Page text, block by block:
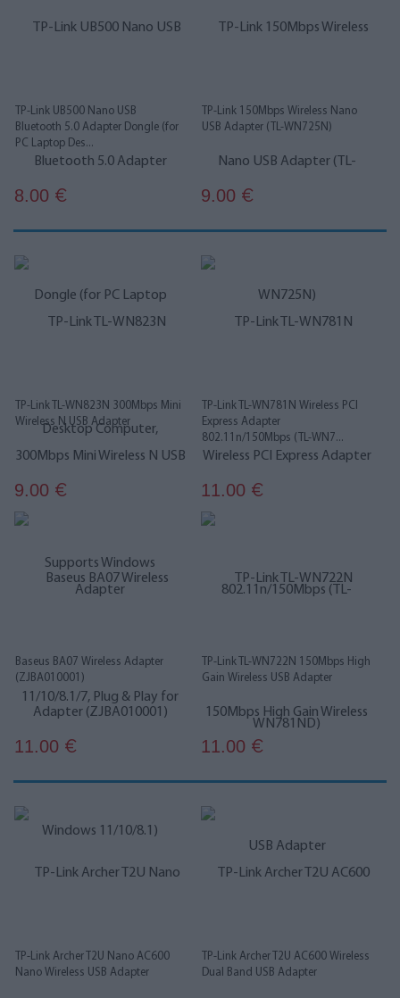
TP-Link UB500 Nano USB
Bluetooth 5.0 Adapter Dongle (for
PC Laptop Des...
8.00 €
TP-Link 150Mbps Wireless Nano
USB Adapter (TL-WN725N)
9.00 €
TP-Link TL-WN823N 300Mbps Mini
Wireless N USB Adapter
9.00 €
TP-Link TL-WN781N Wireless PCI
Express Adapter
802.11n/150Mbps (TL-WN7...
11.00 €
Baseus BA07 Wireless Adapter
(ZJBA010001)
11.00 €
TP-Link TL-WN722N 150Mbps High
Gain Wireless USB Adapter
11.00 €
TP-Link Archer T2U Nano AC600
Nano Wireless USB Adapter
TP-Link Archer T2U AC600 Wireless
Dual Band USB Adapter